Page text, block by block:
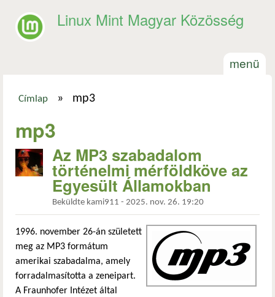
Linux Mint Magyar Közösség
menü
Címlap » mp3
mp3
Az MP3 szabadalom
történelmi mérföldköve az
Egyesült Államokban
Beküldte kami911 - 2025. nov. 26. 19:20
1996. november 26-án született
meg az MP3 formátum
amerikai szabadalma, amely
forradalmasította a zeneipart.
A Fraunhofer Intézet által